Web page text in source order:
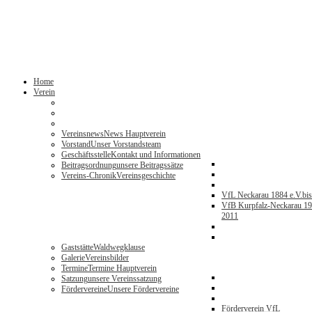
Home
Verein
VereinsnewsNews Hauptverein
VorstandUnser Vorstandsteam
GeschäftsstelleKontakt und Informationen
Beitragsordnungunsere Beitragssätze
Vereins-ChronikVereinsgeschichte
VfL Neckarau 1884 e.V.
VfB Kurpfalz-Neckarau
2011
GaststätteWaldwegklause
GalerieVereinsbilder
TermineTermine Hauptverein
Satzungunsere Vereinssatzung
FördervereineUnsere Fördervereine
Förderverein VfL